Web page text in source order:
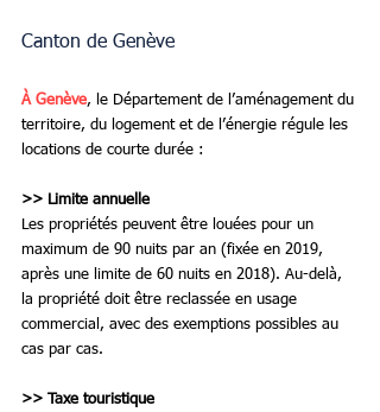
Canton de Genève
À Genève, le Département de l’aménagement du
territoire, du logement et de l’énergie régule les
locations de courte durée :
>> Limite annuelle
Les propriétés peuvent être louées pour un
maximum de 90 nuits par an (fixée en 2019,
après une limite de 60 nuits en 2018). Au-delà,
la propriété doit être reclassée en usage
commercial, avec des exemptions possibles au
cas par cas.
>> Taxe touristique